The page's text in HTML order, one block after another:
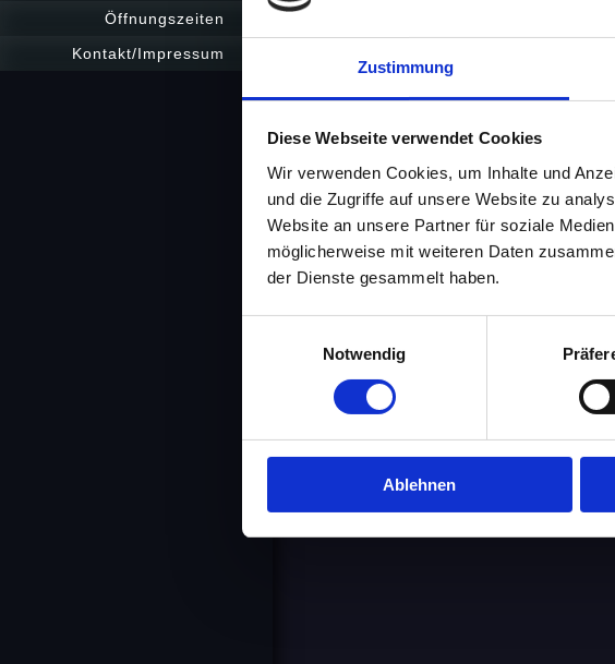
Zustimmung
Diese Webseite verwendet Cookies
Wir verwenden Cookies, um Inhalte und
und die Zugriffe auf unsere Website zu
Website an unsere Partner für soziale
möglicherweise mit weiteren Daten
der Dienste gesammelt haben.
Notwendig
Ablehnen
Öffnungszeiten
Kontakt/Impressum
begann wieder ein neues Kapitel
übernahm mein Vater, Eberhard
Wesentlichen bestand das
von Matratzen und anderen
Die Wende 1989 erforderte
Innenraumgestaltung umgestellt.
Wohnungen behaglich und
Wohnraum. Seit der Übernahme
Ladengeschäft mit meiner Frau
Ihr Raumausstatter Frohmut
© Raumausstattung Fischer